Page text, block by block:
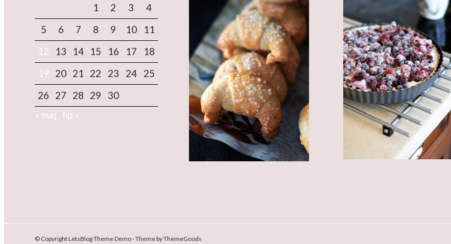
1
2 3
4
5
6 7 8 9 10
11
12
13 14 15 16 17
18
19
20 21 22 23 24
25
26
27 28 29
30
« maj
lip »
© Copyright LetsBlog Theme Demo - Theme by ThemeGoods